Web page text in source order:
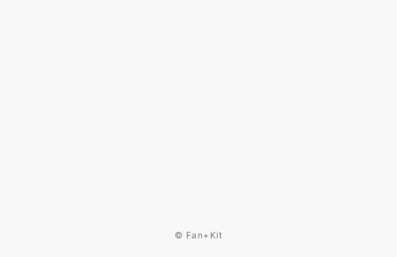
© Fan+Kit